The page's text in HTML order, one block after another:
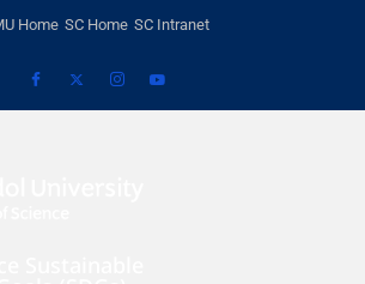
Home SC Home SC Intranet